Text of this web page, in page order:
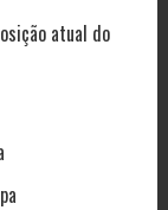
atual do